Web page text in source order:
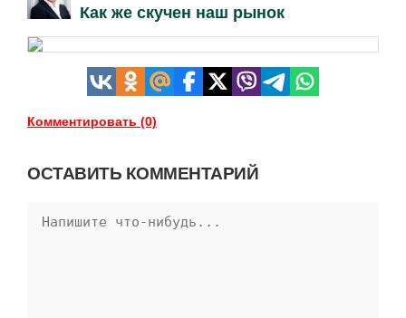
Как же скучен наш рынок
Комментировать (0)
ОСТАВИТЬ КОММЕНТАРИЙ